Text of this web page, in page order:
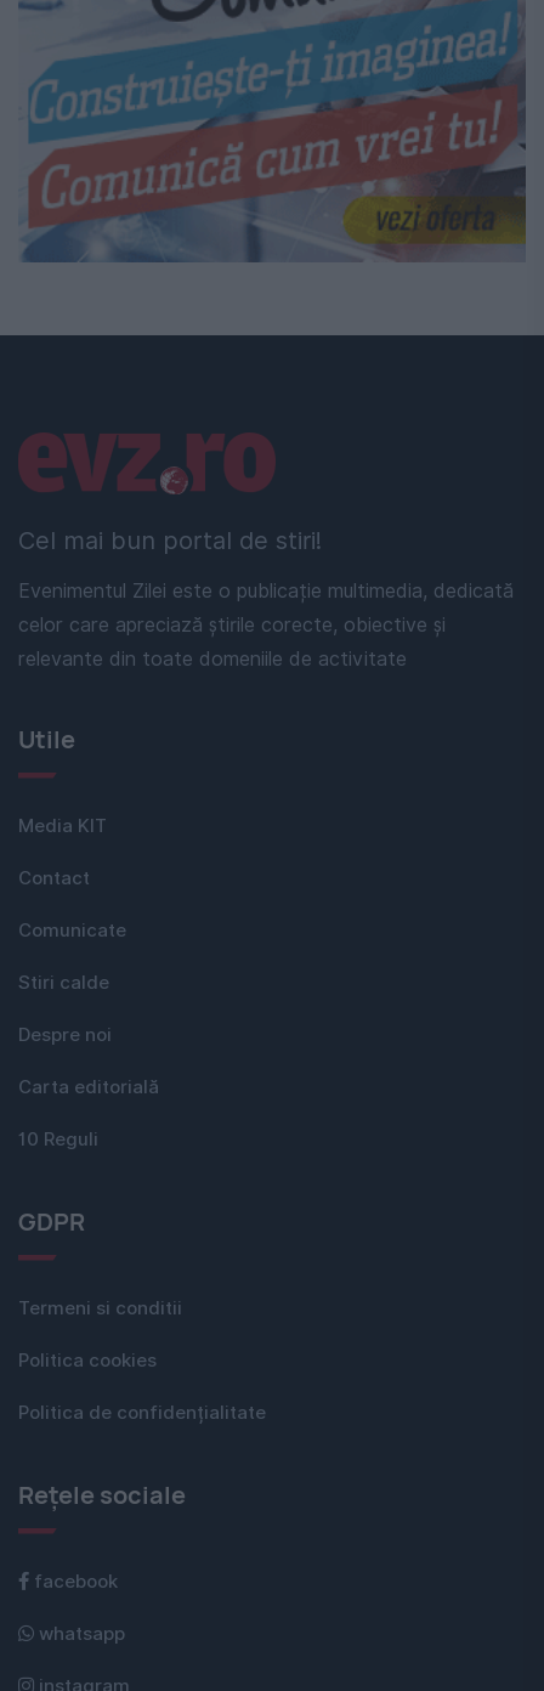
Cel mai bun portal de stiri!
Evenimentul Zilei este o publicație multimedia, dedicată
celor care apreciază știrile corecte, obiective și
relevante din toate domeniile de activitate
Linkuri utile
Utile
Media KIT
Contact
Comunicate
Stiri calde
Despre noi
Carta editorială
10 Reguli
GDPR
Termeni si conditii
Politica cookies
Politica de confidențialitate
Rețele sociale
facebook
whatsapp
instagram